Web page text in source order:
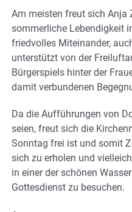
Am meisten freut sich Anja
sommerliche Lebendigkeit
friedvolles Miteinander,
unterstützt von der
Bürgerspiels hinter der
damit verbundenen
Da die Aufführungen von
seien, freut sich die
Sonntag frei ist und somit
sich zu erholen und
in einer der schönen
Gottesdienst zu besuchen.